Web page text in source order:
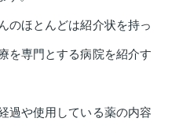
のほとんどは紹介状を持っ
を専門とする病院を紹介す
過や使用している薬の内容